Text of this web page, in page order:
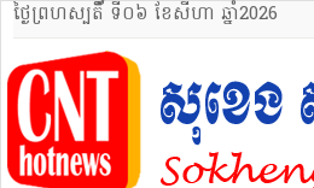
ថ្ងៃព្រហស្បតិ៍័ ទី០៦ ខែសីហា ឆ្នាំ2026